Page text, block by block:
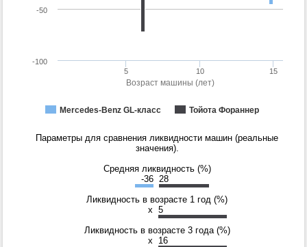
Возраст машины (лет)
Mercedes-Benz GL-класс Тойота Фораннер
5 10 15
-100
-50
Параметры для сравнения ликвидности машин (реальные
значения).
Средняя ликвидность (%)
-36 28
Ликвидность в возрасте 1 год (%)
x 5
Ликвидность в возрасте 3 года (%)
x 16